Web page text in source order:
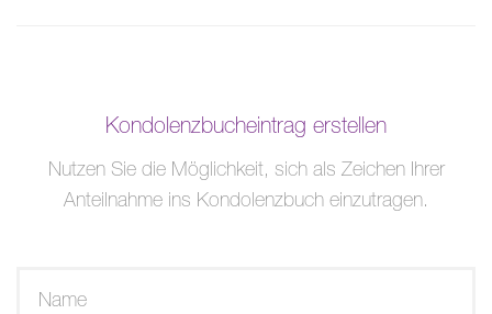
Kondolenzbucheintrag erstellen
Nutzen Sie die Möglichkeit, sich als Zeichen Ihrer
Anteilnahme ins Kondolenzbuch einzutragen.
Name